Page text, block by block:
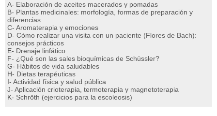
A- Elaboración de aceites macerados y pomadas
B- Plantas medicinales: morfología, formas de preparación y
diferencias
C- Aromaterapia y emociones
D- Cómo realizar una visita con un paciente (Flores de Bach):
consejos prácticos
E- Drenaje linfático
F- ¿Qué son las sales bioquímicas de Schüssler?
G- Hábitos de vida saludables
H- Dietas terapéuticas
I- Actividad física y salud pública
J- Aplicación crioterapia, termoterapia y magnetoterapia
K- Schröth (ejercicios para la escoleosis)